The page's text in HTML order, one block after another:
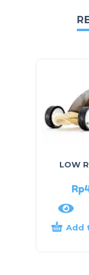
LOW
Rp
Add